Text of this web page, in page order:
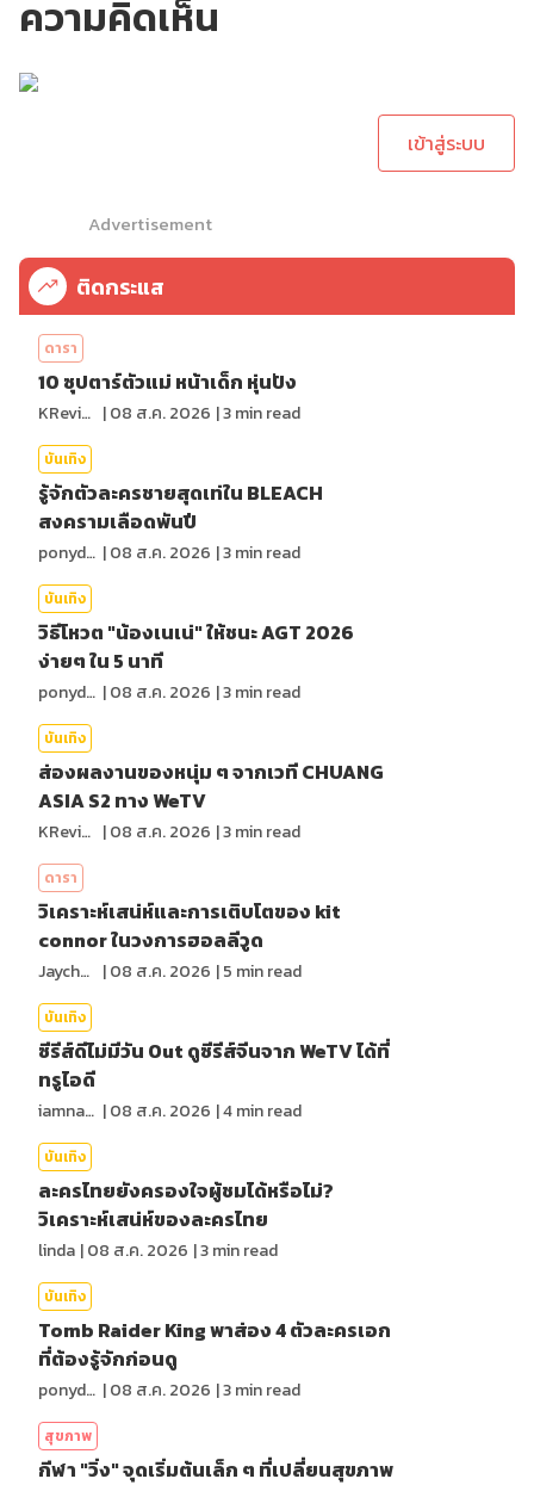
ความคิดเห็น
เข้าสู่ระบบ
Advertisement
ติดกระแส
ดารา
10 ซุปตาร์ตัวแม่ หน้าเด็ก หุ่นปัง
KReview |08 ส.ค. 2026 |3min read
บันเทิง
รู้จักตัวละครชายสุดเท่ใน BLEACH
สงครามเลือดพันปี
ponydiary |08 ส.ค. 2026 |3min read
บันเทิง
วิธีโหวต "น้องเนเน่" ให้ชนะ AGT 2026
ง่ายๆ ใน 5 นาที
ponydiary |08 ส.ค. 2026 |3min read
บันเทิง
ส่องผลงานของหนุ่ม ๆ จากเวที CHUANG
ASIA S2 ทาง WeTV
KReview |08 ส.ค. 2026 |3min read
ดารา
วิเคราะห์เสน่ห์และการเติบโตของ kit
connor ในวงการฮอลลีวูด
Jaychou |08 ส.ค. 2026 |5 min read
บันเทิง
ซีรีส์ดีไม่มีวัน Out ดูซีรีส์จีนจาก WeTV ได้ที่
ทรูไอดี
iamnan23 |08 ส.ค. 2026 |4min read
บันเทิง
ละครไทยยังครองใจผู้ชมได้หรือไม่?
วิเคราะห์เสน่ห์ของละครไทย
linda |08 ส.ค. 2026 |3min read
บันเทิง
Tomb Raider King พาส่อง 4 ตัวละครเอก
ที่ต้องรู้จักก่อนดู
ponydiary |08 ส.ค. 2026 |3min read
สุขภาพ
กีฬา "วิ่ง" จุดเริ่มต้นเล็ก ๆ ที่เปลี่ยนสุขภาพ